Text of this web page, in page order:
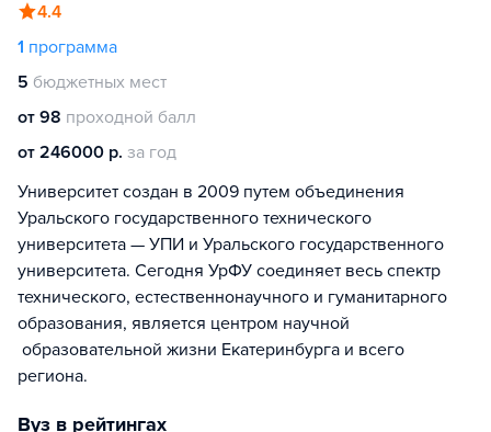
4.4
1 программа
5 бюджетных мест
от 98 проходной балл
от 246000 р. за год
Университет создан в 2009 путем объединения
Уральского государственного технического
университета — УПИ и Уральского государственного
университета. Сегодня УрФУ соединяет весь спектр
технического, естественнонаучного и гуманитарного
образования, является центром научной
образовательной жизни Екатеринбурга и всего
региона.
Вуз в рейтингах